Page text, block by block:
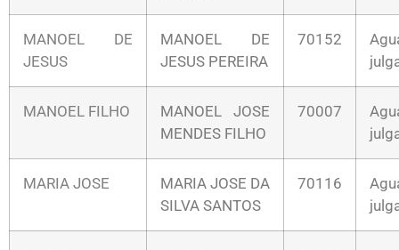
MANOEL DE
JESUS
MANOEL DE
JESUS PEREIRA
70152
MANOEL FILHO
MANOEL JOSE
MENDES FILHO
70007
MARIA JOSE
MARIA JOSE DA
SILVA SANTOS
70116